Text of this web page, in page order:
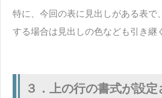
特に、今回の表に見出しがある表で
する場合は見出しの色なども引き継
３．上の行の書式が設